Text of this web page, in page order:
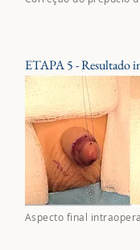
ETAPA 5 - Resultado
Aspecto final